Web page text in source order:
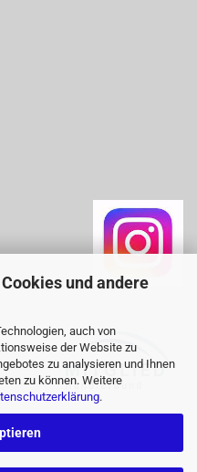
und andere
auch von
der Website zu
zu analysieren und Ihnen
zu können. Weitere
.